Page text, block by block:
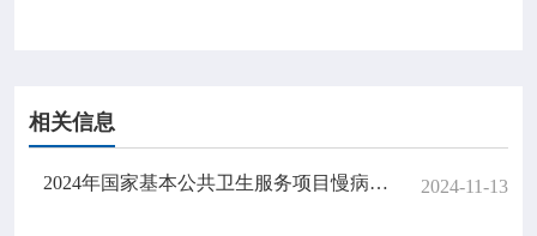
相关信息
2024年国家基本公共卫生服务项目慢病患者健康管理技术培训班顺利举办 2024-11-13